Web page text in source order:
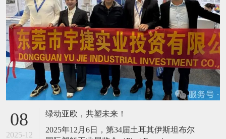
08
2025-12
绿动亚欧，共塑未来！
2025年12月6日，第34届土耳其伊斯坦布尔